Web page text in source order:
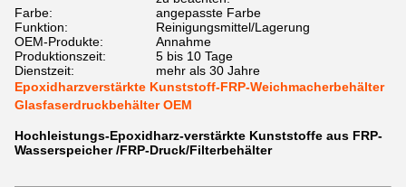
Farbe:
angepasste Farbe
Funktion:
Reinigungsmittel/Lagerung
OEM-Produkte:
Annahme
Produktionszeit:
5 bis 10 Tage
Dienstzeit:
mehr als 30 Jahre
Epoxidharzverstärkte Kunststoff-FRP-Weichmacherbehälter
Glasfaserdruckbehälter OEM
Hochleistungs-Epoxidharz-verstärkte Kunststoffe aus FRP-
Wasserspeicher /FRP-Druck/Filterbehälter